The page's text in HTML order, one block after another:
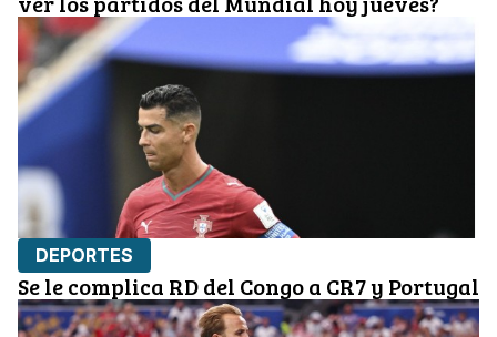
DEPORTES
Se le complica RD del Congo a CR7 y Portugal